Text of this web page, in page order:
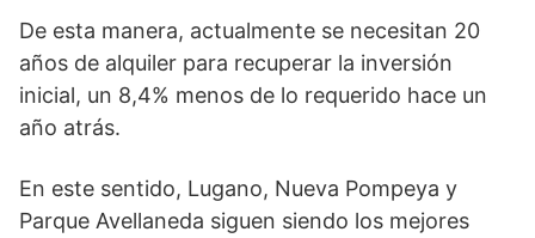
De esta manera, actualmente se necesitan 20
años de alquiler para recuperar la inversión
inicial, un 8,4% menos de lo requerido hace un
año atrás.
En este sentido, Lugano, Nueva Pompeya y
Parque Avellaneda siguen siendo los mejores